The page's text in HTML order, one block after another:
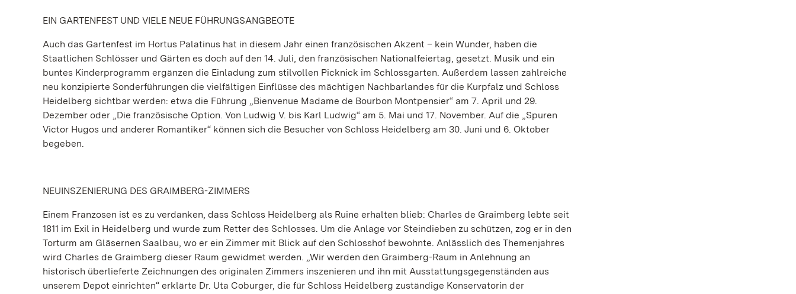
EIN GARTENFEST UND VIELE NEUE FÜHRUNGSANGBEOTE
Auch das Gartenfest im Hortus Palatinus hat in diesem Jahr einen französischen Akzent – kein Wunder, haben die
Staatlichen Schlösser und Gärten es doch auf den 14. Juli, den französischen Nationalfeiertag, gesetzt. Musik und ein
buntes Kinderprogramm ergänzen die Einladung zum stilvollen Picknick im Schlossgarten. Außerdem lassen zahlreiche
neu konzipierte Sonderführungen die vielfältigen Einflüsse des mächtigen Nachbarlandes für die Kurpfalz und Schloss
Heidelberg sichtbar werden: etwa die Führung „Bienvenue Madame de Bourbon Montpensier“ am 7. April und 29.
Dezember oder „Die französische Option. Von Ludwig V. bis Karl Ludwig“ am 5. Mai und 17. November. Auf die „Spuren
Victor Hugos und anderer Romantiker“ können sich die Besucher von Schloss Heidelberg am 30. Juni und 6. Oktober
begeben.
NEUINSZENIERUNG DES GRAIMBERG-ZIMMERS
Einem Franzosen ist es zu verdanken, dass Schloss Heidelberg als Ruine erhalten blieb: Charles de Graimberg lebte seit
1811 im Exil in Heidelberg und wurde zum Retter des Schlosses. Um die Anlage vor Steindieben zu schützen, zog er in den
Torturm am Gläsernen Saalbau, wo er ein Zimmer mit Blick auf den Schlosshof bewohnte. Anlässlich des Themenjahres
wird Charles de Graimberg dieser Raum gewidmet werden. „Wir werden den Graimberg-Raum in Anlehnung an
historisch überlieferte Zeichnungen des originalen Zimmers inszenieren und ihn mit Ausstattungsgegenständen aus
unserem Depot einrichten“ erklärte Dr. Uta Coburger, die für Schloss Heidelberg zuständige Konservatorin der